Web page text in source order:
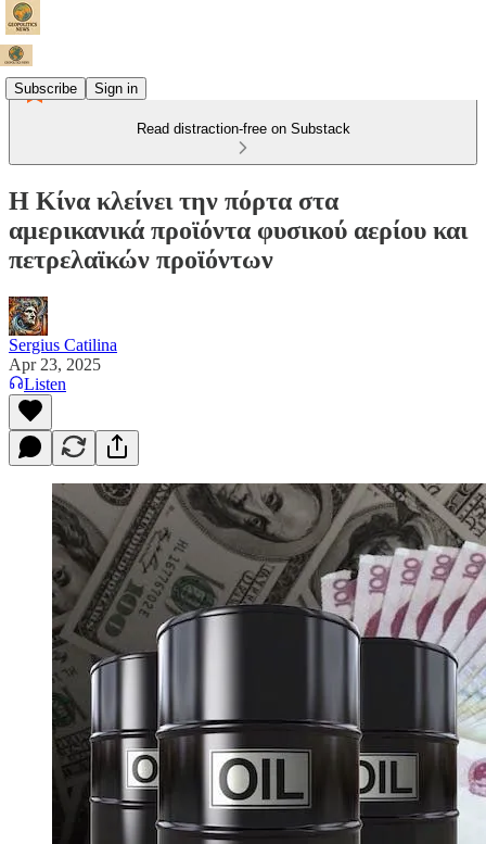
Subscribe Sign in
Read distraction-free on Substack
Η Κίνα κλείνει την πόρτα στα
αμερικανικά προϊόντα φυσικού αερίου και
πετρελαϊκών προϊόντων
Sergius Catilina
Apr 23, 2025
Listen